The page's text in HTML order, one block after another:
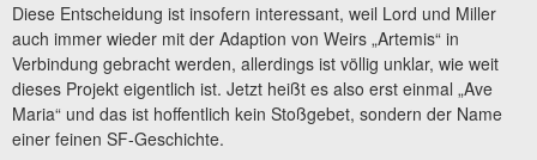
Diese Entscheidung ist insofern interessant, weil Lord und Miller
auch immer wieder mit der Adaption von Weirs „Artemis“ in
Verbindung gebracht werden, allerdings ist völlig unklar, wie weit
dieses Projekt eigentlich ist. Jetzt heißt es also erst einmal „Ave
Maria“ und das ist hoffentlich kein Stoßgebet, sondern der Name
einer feinen SF-Geschichte.